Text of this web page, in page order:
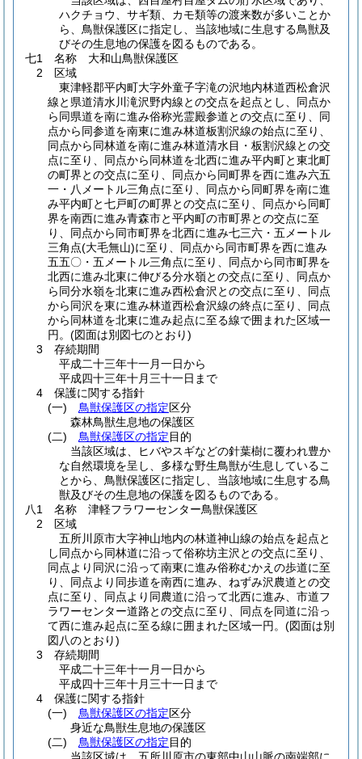
ハクチョウ、サギ類、カモ類等の渡来数が多いことか
ら、鳥獣保護区に指定し、当該地域に生息する鳥獣及
びその生息地の保護を図るものである。
七1 名称 大和山鳥獣保護区
2 区域
東津軽郡平内町大字外童子字滝の沢地内林道西松倉沢
線と県道清水川滝沢野内線との交点を起点とし、同点か
ら同県道を南に進み俗称光霊殿参道との交点に至り、同
点から同参道を南東に進み林道板割沢線の始点に至り、
同点から同林道を南に進み林道清水目・板割沢線との交
点に至り、同点から同林道を北西に進み平内町と東北町
の町界との交点に至り、同点から同町界を西に進み六五
一・八メートル三角点に至り、同点から同町界を南に進
み平内町と七戸町の町界との交点に至り、同点から同町
界を南西に進み青森市と平内町の市町界との交点に至
り、同点から同市町界を北西に進み七三六・五メートル
三角点(大毛無山)に至り、同点から同市町界を西に進み
五五〇・五メートル三角点に至り、同点から同市町界を
北西に進み北東に伸びる分水嶺との交点に至り、同点か
ら同分水嶺を北東に進み西松倉沢との交点に至り、同点
から同沢を東に進み林道西松倉沢線の終点に至り、同点
から同林道を北東に進み起点に至る線で囲まれた区域一
円。 (図面は別図七のとおり)
3 存続期間
平成二十三年十一月一日から
平成四十三年十月三十一日まで
4 保護に関する指針
(一)
鳥獣保護区の指定区分
森林鳥獣生息地の保護区
(二)
鳥獣保護区の指定目的
当該区域は、ヒバやスギなどの針葉樹に覆われ豊か
な自然環境を呈し、多様な野生鳥獣が生息しているこ
とから、鳥獣保護区に指定し、当該地域に生息する鳥
獣及びその生息地の保護を図るものである。
八1 名称 津軽フラワーセンター鳥獣保護区
2 区域
五所川原市大字神山地内の林道神山線の始点を起点と
し同点から同林道に沿って俗称坊主沢との交点に至り、
同点より同沢に沿って南東に進み俗称むかえの歩道に至
り、同点より同歩道を南西に進み、ねずみ沢農道との交
点に至り、同点より同農道に沿って北西に進み、市道フ
ラワーセンター道路との交点に至り、同点を同道に沿っ
て西に進み起点に至る線に囲まれた区域一円。 (図面は別
図八のとおり)
3 存続期間
平成二十三年十一月一日から
平成四十三年十月三十一日まで
4 保護に関する指針
(一)
鳥獣保護区の指定区分
身近な鳥獣生息地の保護区
(二)
鳥獣保護区の指定目的